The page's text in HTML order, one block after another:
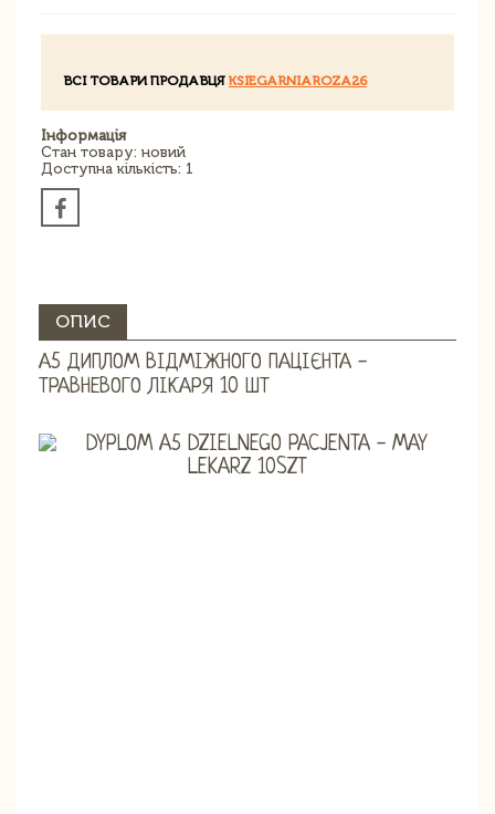
ВСІ ТОВАРИ ПРОДАВЦЯ KSIEGARNIAROZA26
Інформація
Стан товару: новий
Доступна кількість: 1
ОПИС
А5 ДИПЛОМ ВІДМІЖНОГО ПАЦІЄНТА -
ТРАВНЕВОГО ЛІКАРЯ 10 ШТ